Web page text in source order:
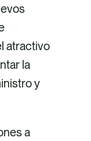
atractivo
la
y
a